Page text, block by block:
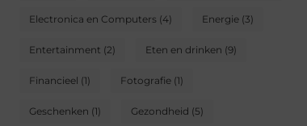
Electronica en Computers (4) Energie (3)
Entertainment (2) Eten en drinken (9)
Financieel (1) Fotografie (1)
Geschenken (1) Gezondheid (5)